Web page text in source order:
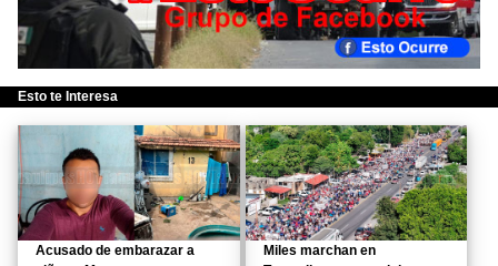
Esto te Interesa
Acusado de embarazar a
Miles marchan en